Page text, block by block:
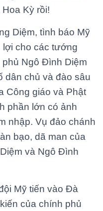
Kỳ rồi!
Diệm, tình báo Mỹ
lợi cho các tướng
phủ Ngô Đình Diệm
dân chủ và đào sâu
Công giáo và Phật
phần lớn có ảnh
nhập. Vụ đảo chánh
bạo, dã man của
và Ngô Đình
Mỹ tiến vào Đà
của chính phủ